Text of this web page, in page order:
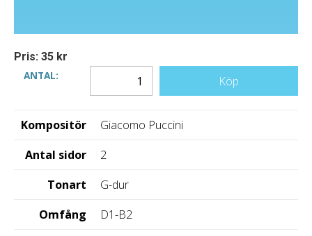
Pris: 35 kr
ANTAL:
Köp
Kompositör
Giacomo Puccini
Antal sidor
2
Tonart
G-dur
Omfång
D1-B2